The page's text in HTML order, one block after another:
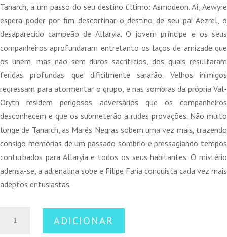
Tanarch, a um passo do seu destino último: Asmodeon. Aí, Aewyre
espera poder por fim descortinar o destino de seu pai Aezrel, o
desaparecido campeão de Allaryia. O jovem príncipe e os seus
companheiros aprofundaram entretanto os laços de amizade que
os unem, mas não sem duros sacrifícios, dos quais resultaram
feridas profundas que dificilmente sararão. Velhos inimigos
regressam para atormentar o grupo, e nas sombras da própria Val-
Oryth residem perigosos adversários que os companheiros
desconhecem e que os submeterão a rudes provações. Não muito
longe de Tanarch, as Marés Negras sobem uma vez mais, trazendo
consigo memórias de um passado sombrio e pressagiando tempos
conturbados para Allaryia e todos os seus habitantes. O mistério
adensa-se, a adrenalina sobe e Filipe Faria conquista cada vez mais
adeptos entusiastas.
ADICIONAR